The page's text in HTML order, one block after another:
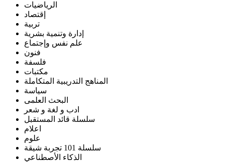
الرياضيات
إقتصاد
تربية
إدارة وتنمية بشرية
علم نفس وإجتماع
فنون
فلسفة
مكتبات
المناهج التدريبية المتكاملة
سياسة
البحث العلمى
ادب و لغة و شعر
سلسلة قائد المستقبل
اعلام
علوم
سلسلة 101 تجربة شيقة
الذكاء الأصطناعي